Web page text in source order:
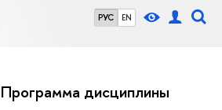
РУС EN
Программа дисциплины